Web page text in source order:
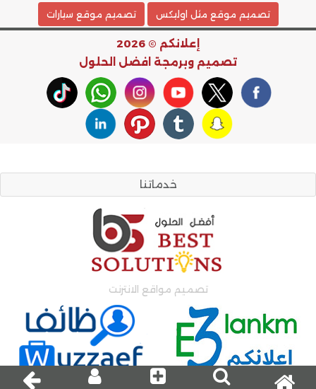
تصميم موقع مثل اوليكس تصميم موقع سيارات
إعلانكم © 2026
تصميم وبرمجة افضل الحلول
خدماتنا
تصميم مواقع الانترنت
اعلانات وظائف